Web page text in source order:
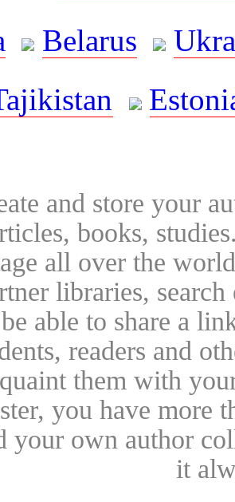
Belarus
and store your
books,
all over the
libraries,
able to share a
readers and
them with
you have more
your own author
it